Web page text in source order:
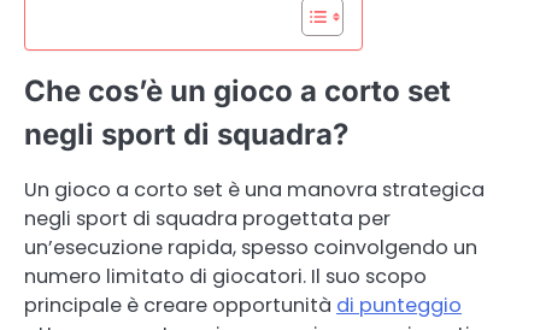
Che cos’è un gioco a corto set
negli sport di squadra?
Un gioco a corto set è una manovra strategica
negli sport di squadra progettata per
un’esecuzione rapida, spesso coinvolgendo un
numero limitato di giocatori. Il suo scopo
principale è creare opportunità di punteggio